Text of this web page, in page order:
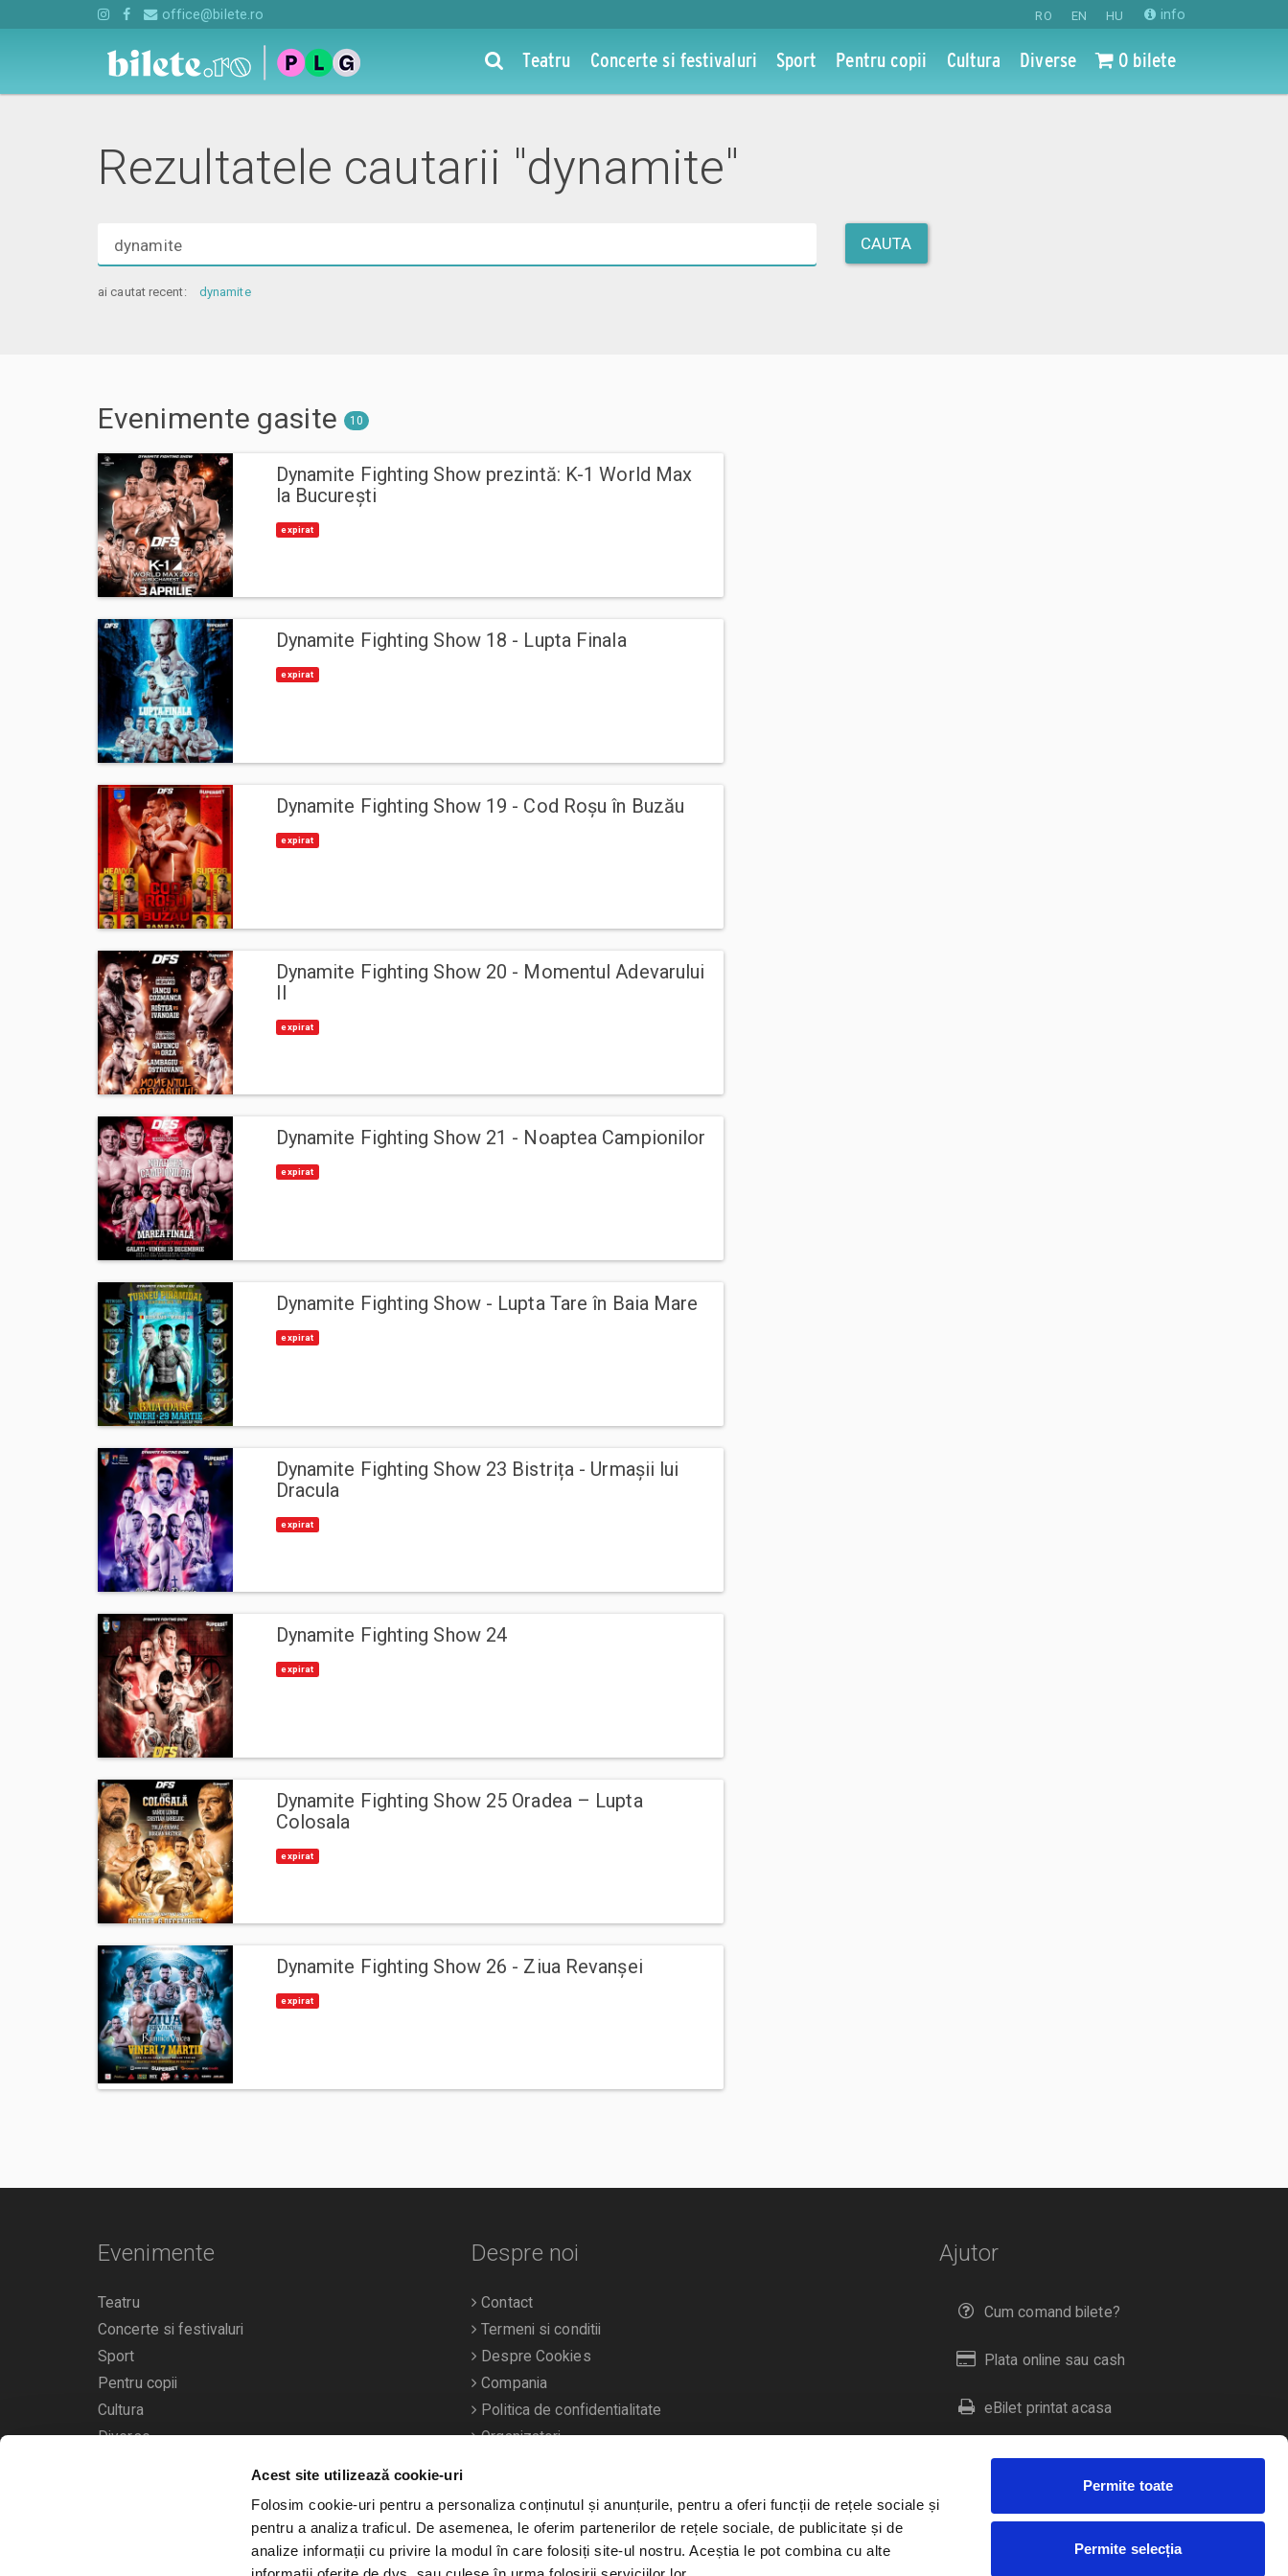
Acest site utilizează cookie-uri
Folosim cookie-uri pentru a personaliza conținutul și anunțurile, pentru a oferi funcții de rețele sociale și
pentru a analiza traficul. De asemenea, le oferim partenerilor de rețele sociale, de publicitate și de
analize informații cu privire la modul în care folosiți site-ul nostru. Aceștia le pot combina cu alte
Permite toate
Permite selecția
RO EN HU info
office@bilete.ro
Teatru Concerte si festivaluri Sport Pentru copii Cultura Diverse 0 bilete
Rezultatele cautarii "dynamite"
Cauta
evenimente,
locatii,
CAUTA
ai cautat recent: dynamite
Evenimente gasite 10
Dynamite Fighting Show prezintă: K-1 World Max
la București
expirat
Dynamite Fighting Show 18 - Lupta Finala
expirat
Dynamite Fighting Show 19 - Cod Roșu în Buzău
expirat
Dynamite Fighting Show 20 - Momentul Adevarului
II
expirat
Dynamite Fighting Show 21 - Noaptea Campionilor
expirat
Dynamite Fighting Show - Lupta Tare în Baia Mare
expirat
Dynamite Fighting Show 23 Bistrița - Urmașii lui
Dracula
expirat
Dynamite Fighting Show 24
expirat
Dynamite Fighting Show 25 Oradea – Lupta
Colosala
expirat
Dynamite Fighting Show 26 - Ziua Revanșei
expirat
Ajutor
Cum comand bilete?
Plata online sau cash
eBilet printat acasa
Livrare prin curier
Duplicare bilete
Evenimente
Teatru
Concerte si festivaluri
Sport
Pentru copii
Cultura
Diverse
Calendarul evenimentelor
Despre noi
Contact
Termeni si conditii
Despre Cookies
Compania
Politica de confidentialitate
Organizatori